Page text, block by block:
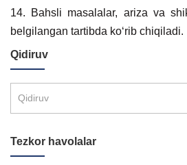
14. Bahsli masalalar, ariza va
belgilangan tartibda koʻrib chiqiladi.
Qidiruv
Tezkor havolalar